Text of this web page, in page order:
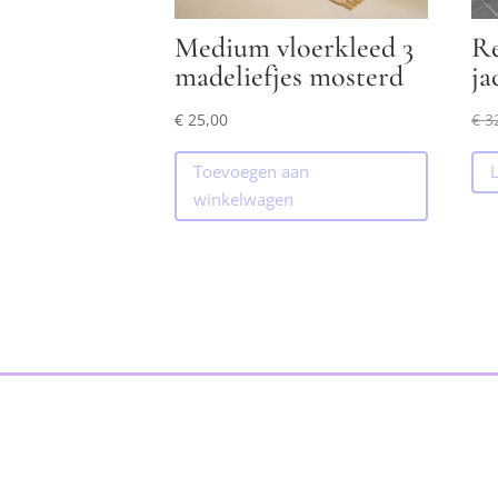
Medium vloerkleed 3
madeliefjes mosterd
€ 25,00
Toevoegen aan
winkelwagen
€